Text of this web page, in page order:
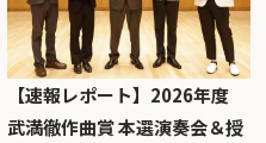
【速報レポート】2026年度
武満徹作曲賞 本選演奏会＆授